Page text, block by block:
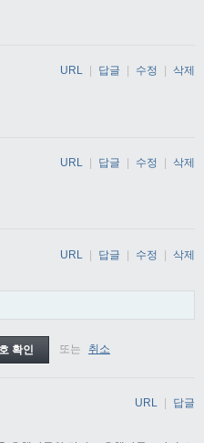
URL 답글 수정 삭제
URL 답글 수정 삭제
또는 취소
URL | 답글 | 수정 | 삭제
URL 답글